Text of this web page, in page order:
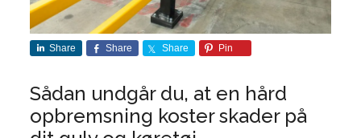
Share Share Share Pin
Sådan undgår du, at en hård
opbremsning koster skader på